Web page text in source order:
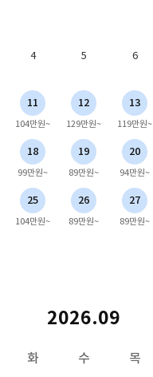
4 5 6
11
104만원~
12
129만원~
13
119만원~
18
99만원~
19
89만원~
20
94만원~
25
104만원~
26
89만원~
27
89만원~
2026.09
화 수 목